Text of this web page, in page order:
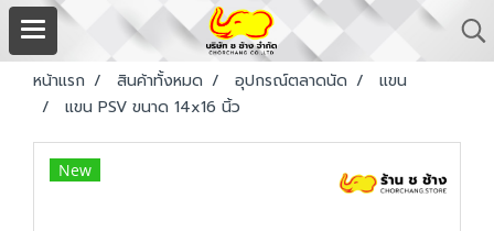
หน้าแรก สินค้าทั้งหมด อุปกรณ์ตลาดนัด
แขน
แขน PSV ขนาด 14x16 นิ้ว
New